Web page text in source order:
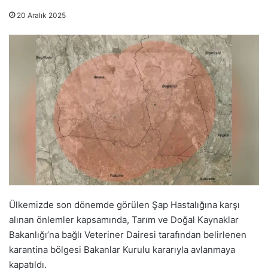
20 Aralık 2025
Ülkemizde son dönemde görülen Şap Hastalığına karşı
alınan önlemler kapsamında, Tarım ve Doğal Kaynaklar
Bakanlığı’na bağlı Veteriner Dairesi tarafından belirlenen
karantina bölgesi Bakanlar Kurulu kararıyla avlanmaya
kapatıldı.